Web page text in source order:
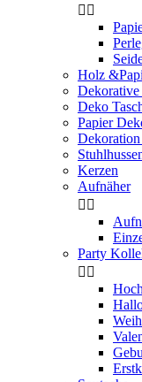
 
Holz
Dekorative
Deko
Papier
Dekoration
Kerzen
Aufnäher
 
Party
 